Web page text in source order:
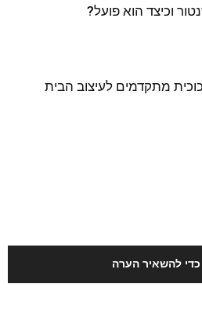
וכיצד הוא פועל?
מתקדמים לעיצוב הבית
להשאיר הערה